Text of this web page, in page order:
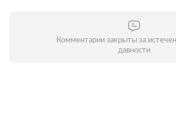
Комментарии закрыты за
давности